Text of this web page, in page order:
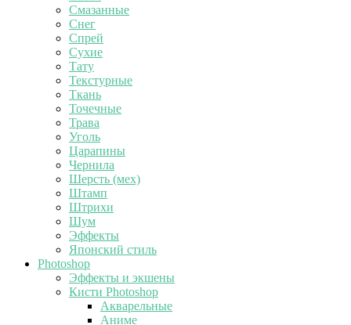
Смазанные
Снег
Спрей
Сухие
Тату
Текстурные
Ткань
Точечные
Трава
Уголь
Царапины
Чернила
Шерсть (мех)
Штамп
Штрихи
Шум
Эффекты
Японский стиль
Photoshop
Эффекты и экшены
Кисти Photoshop
Акварельные
Аниме